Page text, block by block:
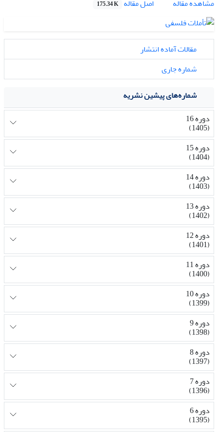
مشاهده مقاله
اصل مقاله 175.34 K
مقالات آماده انتشار
شماره جاری
شماره‌های پیشین نشریه
دوره 16
(1405)
دوره 15
(1404)
دوره 14
(1403)
دوره 13
(1402)
دوره 12
(1401)
دوره 11
(1400)
دوره 10
(1399)
دوره 9
(1398)
دوره 8
(1397)
دوره 7
(1396)
دوره 6
(1395)